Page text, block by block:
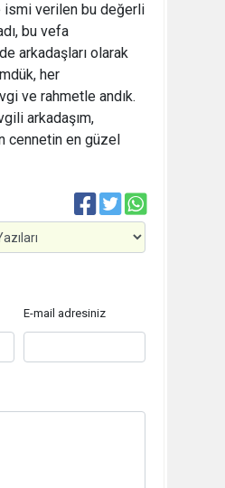
ismi verilen bu değerli
bu vefa
arkadaşları olarak
her
ve rahmetle andık.
arkadaşım,
cennetin en güzel
E-mail adresiniz